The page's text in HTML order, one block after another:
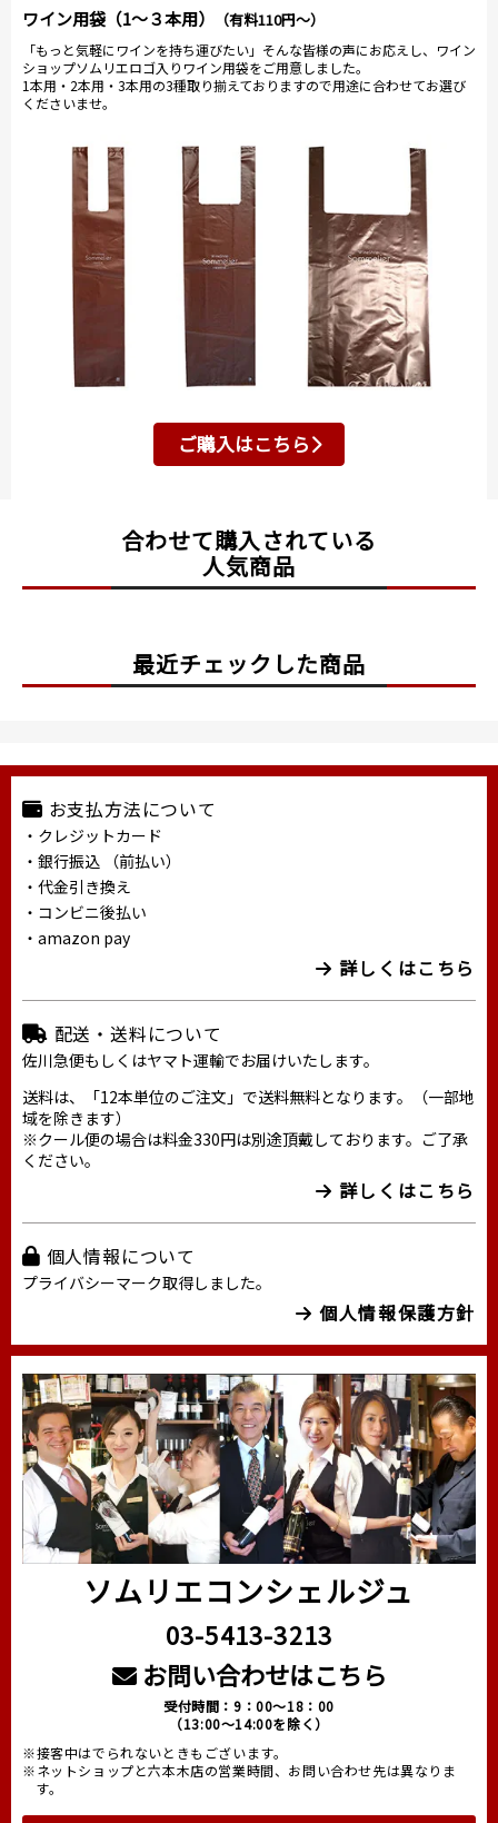
ワイン用袋（1～３本用） （有料110円～）
「もっと気軽にワインを持ち運びたい」そんな皆様の声にお応えし、ワイン
ショップソムリエロゴ入りワイン用袋をご用意しました。
1本用・2本用・3本用の3種取り揃えておりますので用途に合わせてお選び
くださいませ。
ご購入はこちら
合わせて購入されている
人気商品
最近チェックした商品
お支払方法について
・クレジットカード
・銀行振込 （前払い）
・代金引き換え
・コンビニ後払い
・amazon pay
詳しくはこちら
配送・送料について
佐川急便もしくはヤマト運輸でお届けいたします。
送料は、「12本単位のご注文」で送料無料となります。（一部地
域を除きます）
※クール便の場合は料金330円は別途頂戴しております。ご了承
ください。
詳しくはこちら
個人情報について
プライバシーマーク取得しました。
個人情報保護方針
ソムリエコンシェルジュ
03-5413-3213
お問い合わせはこちら
受付時間：9：00～18：00
（13:00～14:00を除く）
※接客中はでられないときもございます。
※ネットショップと六本木店の営業時間、お問い合わせ先は異なりま
す。